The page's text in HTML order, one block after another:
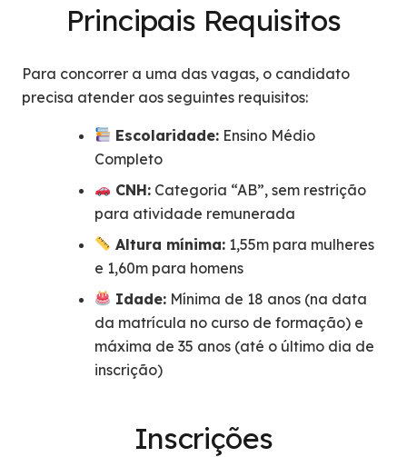
Principais Requisitos
Para concorrer a uma das vagas, o candidato
precisa atender aos seguintes requisitos:
Escolaridade: Ensino Médio
Completo
CNH: Categoria “AB”, sem restrição
para atividade remunerada
Altura mínima: 1,55m para mulheres
e 1,60m para homens
Idade: Mínima de 18 anos (na data
da matrícula no curso de formação) e
máxima de 35 anos (até o último dia de
inscrição)
Inscrições